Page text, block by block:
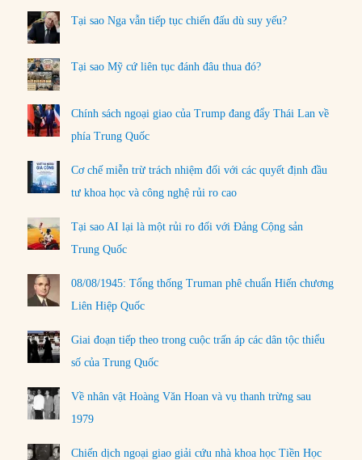
Tại sao Nga vẫn tiếp tục chiến đấu dù suy yếu?
Tại sao Mỹ cứ liên tục đánh đâu thua đó?
Chính sách ngoại giao của Trump đang đẩy Thái Lan về
phía Trung Quốc
Cơ chế miễn trừ trách nhiệm đối với các quyết định đầu
tư khoa học và công nghệ rủi ro cao
Tại sao AI lại là một rủi ro đối với Đảng Cộng sản
Trung Quốc
08/08/1945: Tổng thống Truman phê chuẩn Hiến chương
Liên Hiệp Quốc
Giai đoạn tiếp theo trong cuộc trấn áp các dân tộc thiểu
số của Trung Quốc
Về nhân vật Hoàng Văn Hoan và vụ thanh trừng sau
1979
Chiến dịch ngoại giao giải cứu nhà khoa học Tiền Học